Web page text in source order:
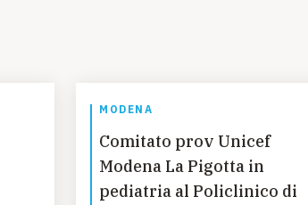
MODENA
Comitato prov Unicef
Modena La Pigotta in
pediatria al Policlinico di